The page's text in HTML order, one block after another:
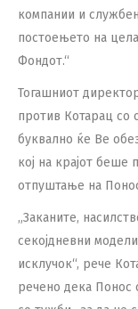
компании и
постоењето на
Фондот.“
Тогашниот
против Котарац со
буквално ќе Ве
кој на крајот беше
отпуштање на
„Заканите,
секојдневни
исклучок“, рече
речено дека Понос